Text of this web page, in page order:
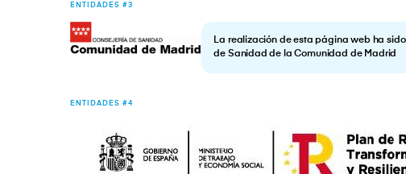
ENTIDADES #3
La realización de esta página web ha
de Sanidad de la Comunidad de Madrid
ENTIDADES #4